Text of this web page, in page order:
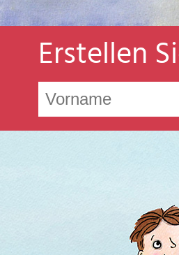
Erstellen